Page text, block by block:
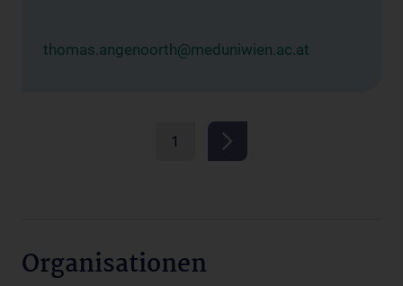
thomas.angenoorth@meduniwien.ac.at
1
Organisationen